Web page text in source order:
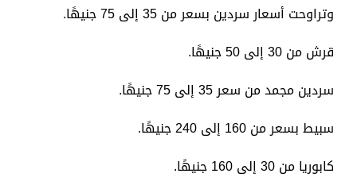
وتراوحت أسعار سردين بسعر من 35 إلى 75 جنيهًا.
قرش من 30 إلى 50 جنيهًا.
سردين مجمد من سعر 35 إلى 75 جنيهًا.
سبيط بسعر من 160 إلى 240 جنيهًا.
كابوريا من 30 إلى 160 جنيهًا.